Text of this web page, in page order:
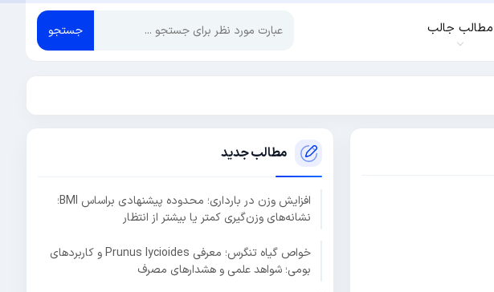
مطالب جالب جستجو
مطالب جدید
افزایش وزن در بارداری؛ محدوده پیشنهادی براساس BMI؛
نشانه‌های وزن‌گیری کمتر یا بیشتر از انتظار
خواص گیاه تنگرس؛ معرفی Prunus lycioides و کاربردهای
بومی؛ شواهد علمی و هشدارهای مصرف